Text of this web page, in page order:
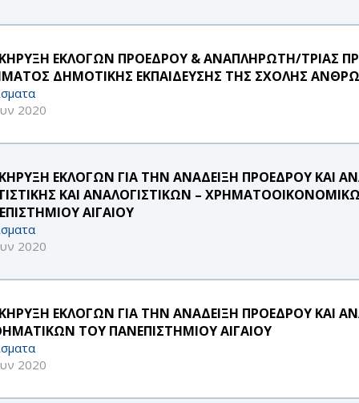
ΕΚΛΟΓΩΝ ΠΡΟΕΔΡΟΥ & ΑΝΑΠΛΗΡΩΤΗ/ΤΡΙΑΣ
ΔΗΜΟΤΙΚΗΣ ΕΚΠΑΙΔΕΥΣΗΣ ΤΗΣ ΣΧΟΛΗΣ
2020
ΕΚΛΟΓΩΝ ΓΙΑ ΤΗΝ ΑΝΑΔΕΙΞΗ ΠΡΟΕΔΡΟΥ ΚΑΙ
ΚΑΙ ΑΝΑΛΟΓΙΣΤΙΚΩΝ –
ΑΙΓΑΙΟΥ
2020
ΕΚΛΟΓΩΝ ΓΙΑ ΤΗΝ ΑΝΑΔΕΙΞΗ ΠΡΟΕΔΡΟΥ ΚΑΙ
ΤΟΥ ΠΑΝΕΠΙΣΤΗΜΙΟΥ ΑΙΓΑΙΟΥ
2020